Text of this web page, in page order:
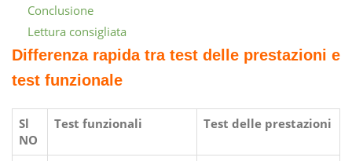
Conclusione
Lettura consigliata
Differenza rapida tra test delle prestazioni e
test funzionale
Sl
NO
Test funzionali Test delle prestazioni